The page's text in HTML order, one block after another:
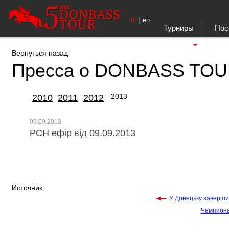
Турниры
ru | en
Вернуться назад
Пресса о DONBASS
2010 2011 2012 2013
09.09.2013
РСН ефір від 09.09.2013
Источник:
У Донецьку